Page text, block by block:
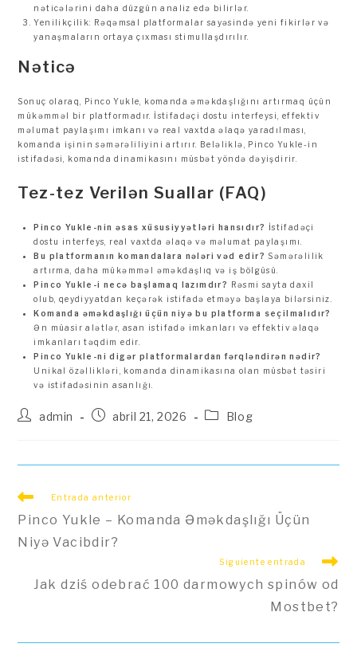
nəticələrini daha düzgün analiz edə bilirlər.
Yenilikçilik: Rəqəmsal platformalar sayəsində yeni fikirlər və
yanaşmaların ortaya çıxması stimullaşdırılır.
Nəticə
Sonuç olaraq, Pinco Yukle, komanda əməkdaşlığını artırmaq üçün
mükəmməl bir platformadır. İstifadəçi dostu interfeysi, effektiv
məlumat paylaşımı imkanı və real vaxtda əlaqə yaradılması,
komanda işinin səmərəliliyini artırır. Beləliklə, Pinco Yukle-in
istifadəsi, komanda dinamikasını müsbət yöndə dəyişdirir.
Tez-tez Verilən Suallar (FAQ)
Pinco Yukle-nin əsas xüsusiyyətləri hansıdır? İstifadəçi
dostu interfeys, real vaxtda əlaqə və məlumat paylaşımı.
Bu platformanın komandalara nələri vəd edir? Səmərəlilik
artırma, daha mükəmməl əməkdaşlıq və iş bölgüsü.
Pinco Yukle-i necə başlamaq lazımdır? Rəsmi sayta daxil
olub, qeydiyyatdan keçərək istifadə etməyə başlaya bilərsiniz.
Komanda əməkdaşlığı üçün niyə bu platforma seçilmalıdır?
Ən müasir alətlər, asan istifadə imkanları və effektiv əlaqə
imkanları təqdim edir.
Pinco Yukle-ni digər platformalardan fərqləndirən nədir?
Unikal özəllikləri, komanda dinamikasına olan müsbət təsiri
və istifadəsinin asanlığı.
Autoradmin
Publicación
abril 21, 2026
Categoría
Blog
Leer
artículos
Entrada anterior
Pinco Yukle – Komanda Əməkdaşlığı Üçün
Niyə Vacibdir?
Siguiente entrada
Jak dziś odebrać 100 darmowych spinów od
Mostbet?